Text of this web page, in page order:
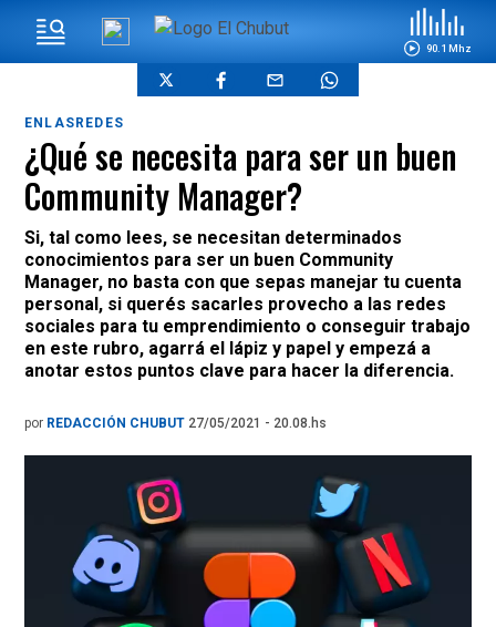
90.1 Mhz
ENLASREDES
¿Qué se necesita para ser un buen
Community Manager?
Si, tal como lees, se necesitan determinados
conocimientos para ser un buen Community
Manager, no basta con que sepas manejar tu cuenta
personal, si querés sacarles provecho a las redes
sociales para tu emprendimiento o conseguir trabajo
en este rubro, agarrá el lápiz y papel y empezá a
anotar estos puntos clave para hacer la diferencia.
por REDACCIÓN CHUBUT 27/05/2021 - 20.08.hs